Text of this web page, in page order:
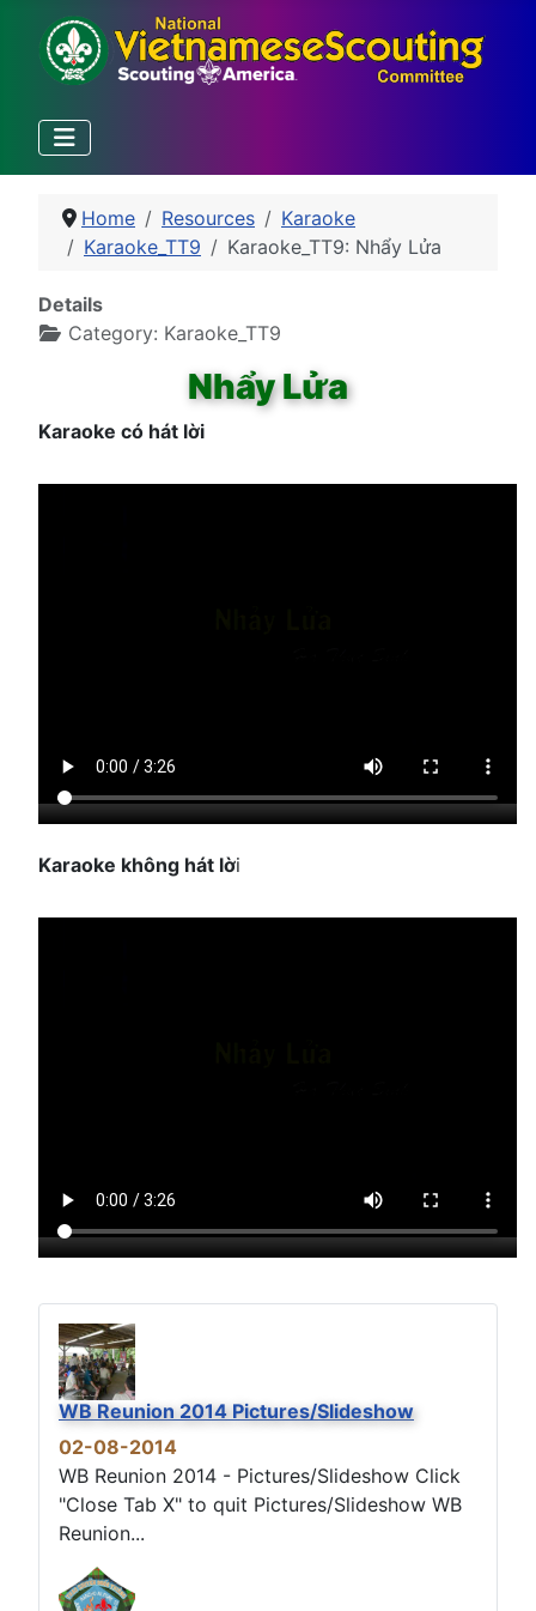
Home Resources
Karaoke
Karaoke_TT9
Karaoke_TT9: Nhẩy Lửa
Details
Category: Karaoke_TT9
Nhẩy Lửa
Karaoke có hát lời
Karaoke không hát lời
WB Reunion 2014 Pictures/Slideshow
02-08-2014
WB Reunion 2014 - Pictures/Slideshow Click
"Close Tab X" to quit Pictures/Slideshow WB
Reunion...